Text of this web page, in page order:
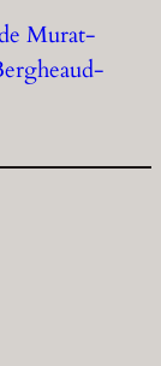
Murat-